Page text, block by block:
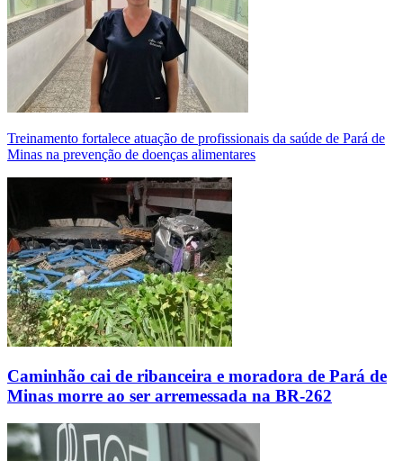
Treinamento fortalece atuação de profissionais da saúde de Pará de
Minas na prevenção de doenças alimentares
Caminhão cai de ribanceira e moradora de Pará de
Minas morre ao ser arremessada na BR-262